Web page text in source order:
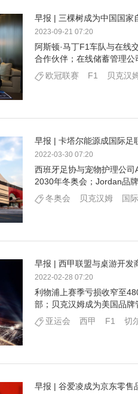
早报 | 三棵树成为中国国家
2023-09-21 07:20
阿斯顿·马丁F1车队与在线
合作伙伴；在线储蓄管理
欧冠联赛
F1 贝克汉
早报 | 卡塔尔能源成国际足
2022-03-30 07:20
西班牙足协与宠物护理公
2030年冬奥会；Jordan品
冬奥会
贝克汉姆 国
早报 | 西甲联盟与桌游开发
2022-02-28 07:20
利物浦上赛季亏损收窄至
部；贝克汉姆成为美国品
亚运会
西甲 F1 切
早报 | 谷爱凌成为京东零售